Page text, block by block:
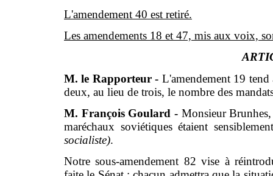
L'amendement 40 est retiré.
Les amendements 18 et 47, mis aux voix,
M. le Rapporteur - L'amendement 19 tend
deux, au lieu de trois, le nombre des
M. François Goulard - Monsieur
maréchaux soviétiques étaient
socialiste).
Notre sous-amendement 82 vise à